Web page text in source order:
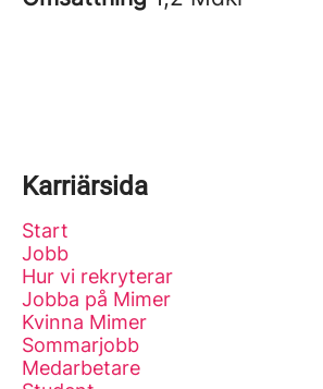
Karriärsida
Start
Jobb
Hur vi rekryterar
Jobba på Mimer
Kvinna Mimer
Sommarjobb
Medarbetare